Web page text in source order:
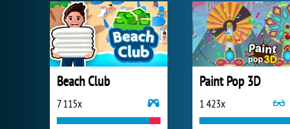
Beach Club
7 115x
Paint Pop 3D
1 423x